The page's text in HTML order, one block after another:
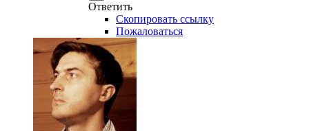
Ответить
Скопировать ссылку
Пожаловаться